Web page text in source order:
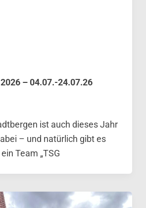
– 04.07.-24.07.26
ist auch dieses Jahr
– und natürlich gibt es
Team „TSG